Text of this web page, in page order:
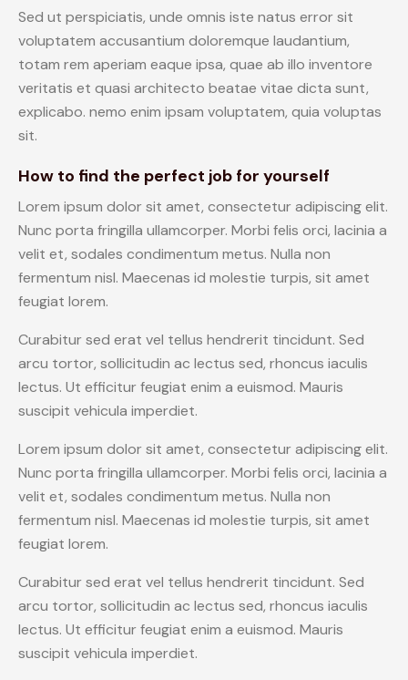
Sed ut perspiciatis, unde omnis iste natus error sit
voluptatem accusantium doloremque laudantium,
totam rem aperiam eaque ipsa, quae ab illo inventore
veritatis et quasi architecto beatae vitae dicta sunt,
explicabo. nemo enim ipsam voluptatem, quia voluptas
sit.
How to find the perfect job for yourself
Lorem ipsum dolor sit amet, consectetur adipiscing elit.
Nunc porta fringilla ullamcorper. Morbi felis orci, lacinia a
velit et, sodales condimentum metus. Nulla non
fermentum nisl. Maecenas id molestie turpis, sit amet
feugiat lorem.
Curabitur sed erat vel tellus hendrerit tincidunt. Sed
arcu tortor, sollicitudin ac lectus sed, rhoncus iaculis
lectus. Ut efficitur feugiat enim a euismod. Mauris
suscipit vehicula imperdiet.
Lorem ipsum dolor sit amet, consectetur adipiscing elit.
Nunc porta fringilla ullamcorper. Morbi felis orci, lacinia a
velit et, sodales condimentum metus. Nulla non
fermentum nisl. Maecenas id molestie turpis, sit amet
feugiat lorem.
Curabitur sed erat vel tellus hendrerit tincidunt. Sed
arcu tortor, sollicitudin ac lectus sed, rhoncus iaculis
lectus. Ut efficitur feugiat enim a euismod. Mauris
suscipit vehicula imperdiet.